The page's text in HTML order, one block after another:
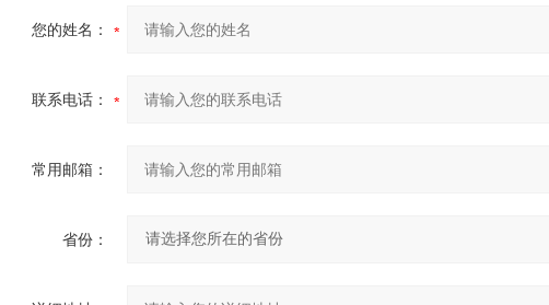
您的姓名：
联系电话：
常用邮箱：
省份：